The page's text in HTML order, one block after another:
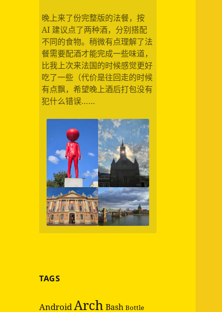
晚上来了份完整版的法餐，按
AI 建议点了两种酒，分别搭配
不同的食物。稍微有点理解了法
餐需要配酒才能完成一些味道，
比我上次来法国的时候感觉更好
吃了一些（代价是往回走的时候
有点飘，希望晚上酒后打包没有
犯什么错误……
TAGS
AndroidArch Bash Bottle